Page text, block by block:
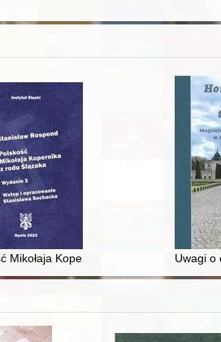
Mikołaja Kopernika z rodu ŚlązakaUwagi o